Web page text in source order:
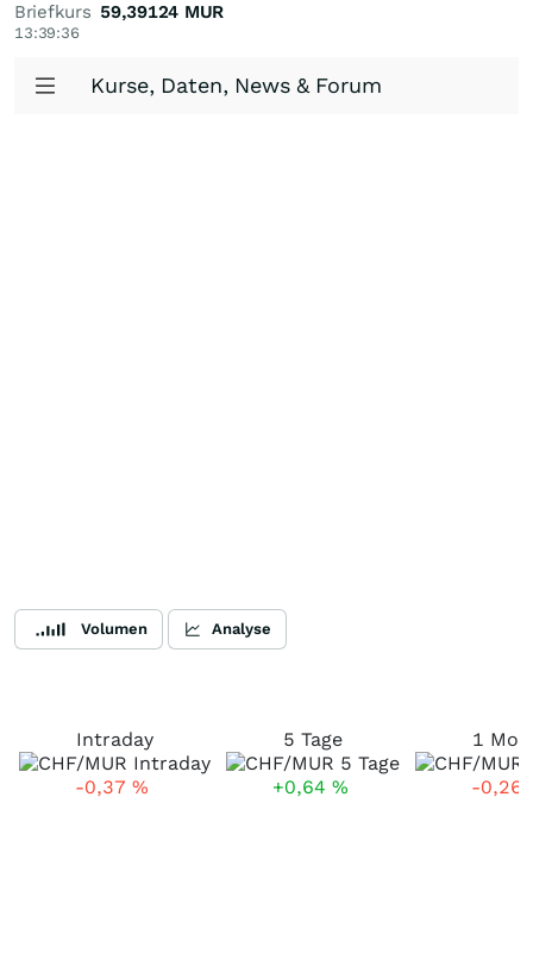
Briefkurs
13:39:36
59,39124 MUR
Kurse, Daten, News & Forum
Volumen Analyse
Intraday
-0,37 %
5 Tage
+0,64 %
1
-0,26